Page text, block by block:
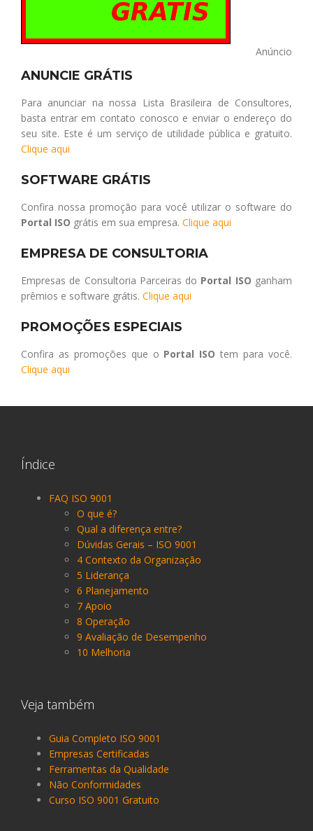
Anúncio
ANUNCIE GRÁTIS
Para anunciar na nossa Lista Brasileira de Consultores,
basta entrar em contato conosco e enviar o endereço do
seu site. Este é um serviço de utilidade pública e gratuito.
Clique aqui
SOFTWARE GRÁTIS
Confira nossa promoção para você utilizar o software do
Portal ISO grátis em sua empresa. Clique aqui
EMPRESA DE CONSULTORIA
Empresas de Consultoria Parceiras do Portal ISO ganham
prêmios e software grátis. Clique aqui
PROMOÇÕES ESPECIAIS
Confira as promoções que o Portal ISO tem para você.
Clique aqui
Índice
FAQ ISO 9001
O que é?
Qual a diferença entre?
Dúvidas Gerais – ISO 9001
4 Contexto da Organização
5 Liderança
6 Planejamento
7 Apoio
8 Operação
9 Avaliação de Desempenho
10 Melhoria
Veja também
Guia Completo ISO 9001
Empresas Certificadas
Ferramentas da Qualidade
Não Conformidades
Curso ISO 9001 Gratuito